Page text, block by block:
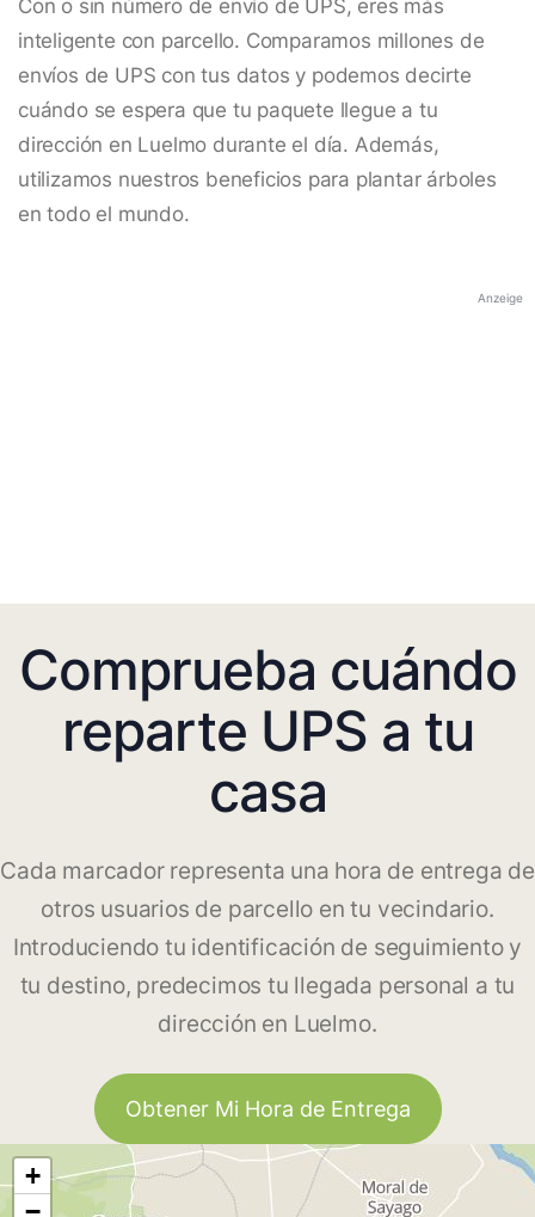
Con o sin número de envío de UPS, eres más
inteligente con parcello. Comparamos millones de
envíos de UPS con tus datos y podemos decirte
cuándo se espera que tu paquete llegue a tu
dirección en Luelmo durante el día. Además,
utilizamos nuestros beneficios para plantar árboles
en todo el mundo.
Anzeige
Comprueba cuándo
reparte UPS a tu
casa
Cada marcador representa una hora de entrega de
otros usuarios de parcello en tu vecindario.
Introduciendo tu identificación de seguimiento y
tu destino, predecimos tu llegada personal a tu
dirección en Luelmo.
Obtener Mi Hora de Entrega
+